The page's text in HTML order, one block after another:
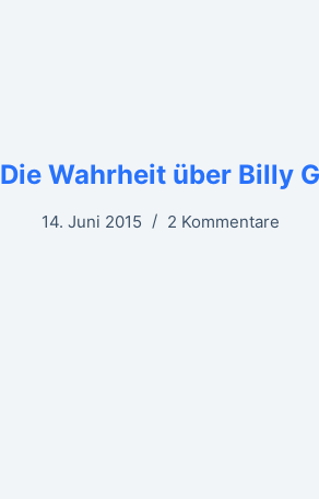
Die Wahrheit über Billy
14. Juni 2015 2 Kommentare